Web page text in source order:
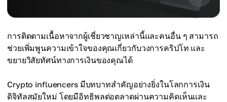
การติดตามเนื้อหาจากผู้เชี่ยวชาญเหล่านี้และคนอื่น ๆ สามารถ
ช่วยเพิ่มพูนความเข้าใจของคุณเกี่ยวกับวงการคริปโท และ
ขยายวิสัยทัศน์ทางการเงินของคุณได้
Crypto influencers มีบทบาทสำคัญอย่างยิ่งในโลกการเงิน
ดิจิทัลสมัยใหม่ โดยมีอิทธิพลต่อตลาดผ่านความคิดเห็นและ